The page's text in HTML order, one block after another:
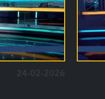
24-02-2026